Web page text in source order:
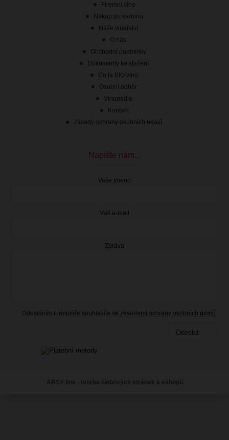
Firemní víno
Nákup po kartonu
Naše vinařství
O nás
Obchodní podmínky
Dokumenty ke stažení
Co je BIO víno
Osobní odběr
Vínopedie
Kontakt
Zásady ochrany osobních údajů
Napište nám...
Vaše jméno
Váš e-mail
Zpráva
Odesláním formuláře souhlasíte se zásadami ochrany osobních údajů
Odeslat